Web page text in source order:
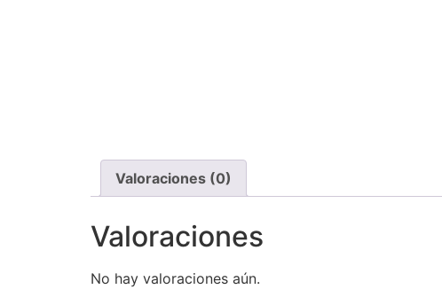
Valoraciones (0)
Valoraciones
No hay valoraciones aún.